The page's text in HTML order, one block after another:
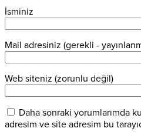
İsminiz
Mail adresiniz (gerekli -
Web siteniz (zorunlu değil)
Daha sonraki yorumlarımda
adresim ve site adresim bu